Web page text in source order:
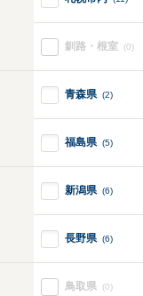
釧路・根室 (0)
青森県 (2)
福島県 (5)
新潟県 (6)
長野県 (6)
鳥取県 (0)